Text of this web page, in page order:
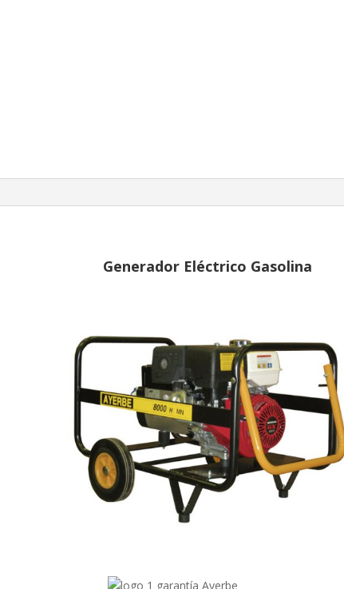
Generador Eléctrico Gasolina